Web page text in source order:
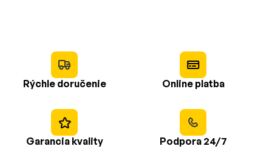
Rýchle doručenie Online platba
Garancia kvality Podpora 24/7